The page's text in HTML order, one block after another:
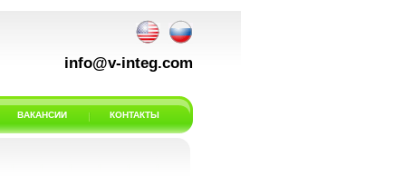
info@v-integ.com
ВАКАНСИИ КОНТАКТЫ